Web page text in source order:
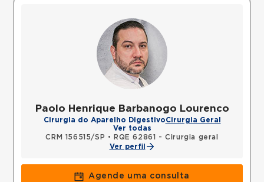
Paolo Henrique Barbanogo Lourenco
Cirurgia do Aparelho DigestivoCirurgia Geral
Ver todas
CRM 156515/SP •
RQE 62861 - Cirurgia geral
Ver perfil
Agende uma consulta